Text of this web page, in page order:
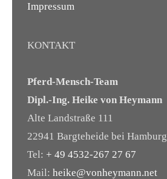
Impressum
KONTAKT
Pferd-Mensch-Team
Dipl.-Ing. Heike von Heymann
Alte Landstraße 111
22941 Bargteheide bei Hamburg
Tel: + 49 4532-267 27 67
Mail: heike@vonheymann.net